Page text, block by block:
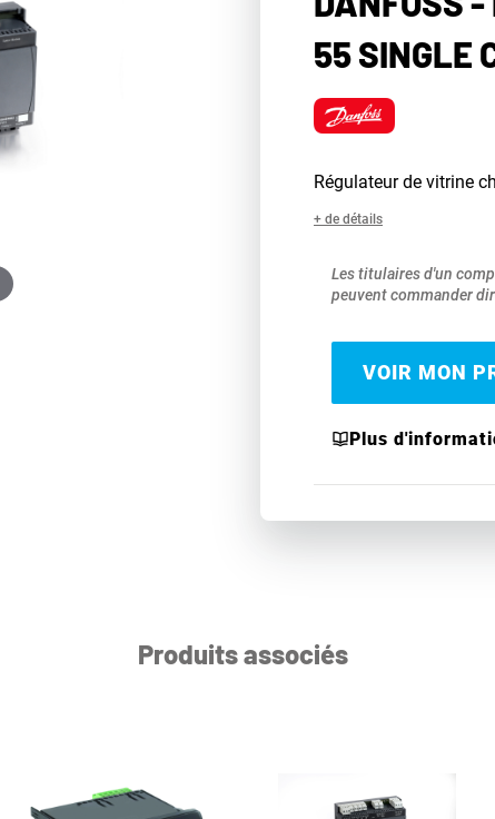
55 SINGLE
Régulateur de vitrine
+ de détails
Les titulaires d'un
peuvent commander
VOIR MON
Plus
Produits associés